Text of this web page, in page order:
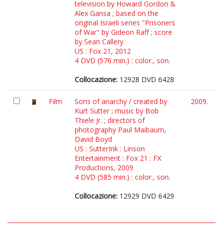
television by Howard Gordon &
Alex Gansa ; based on the
original Israeli series "Prisoners
of War" by Gideon Raff ; score
by Sean Callery
US : Fox 21, 2012
4 DVD (576 min.) : color., son.
Collocazione: 12928 DVD 6428
Film
Sons of anarchy / created by
Kurt Sutter ; music by Bob
Thiele Jr. ; directors of
photography Paul Maibaum,
David Boyd
US : SutterInk : Linson
Entertainment : Fox 21 : FX
Productions, 2009
4 DVD (585 min.) : color., son.
Collocazione: 12929 DVD 6429
2009.